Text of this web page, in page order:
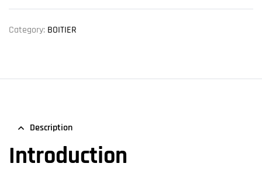
Category: BOITIER
Description
Introduction